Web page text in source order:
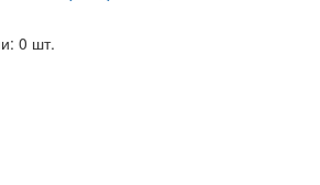
0 шт.